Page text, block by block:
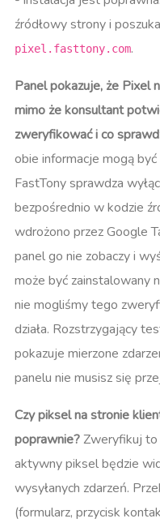
źródłowy strony i
pixel.fasttony.com.
Panel pokazuje, że Pixel
mimo że konsultant
zweryfikować i co
obie informacje mogą
FastTony sprawdza
bezpośrednio w kodzie
wdrożono przez Google
panel go nie zobaczy i
może być zainstalowany
nie mogliśmy tego
działa. Rozstrzygający
pokazuje mierzone
panelu nie musisz się
Czy piksel na stronie
poprawnie?Zweryfikuj to
aktywny piksel będzie
wysyłanych zdarzeń.
(formularz, przycisk